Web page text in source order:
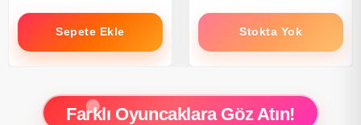
Sepete Ekle Stokta Yok
Farklı Oyuncaklara Göz Atın!